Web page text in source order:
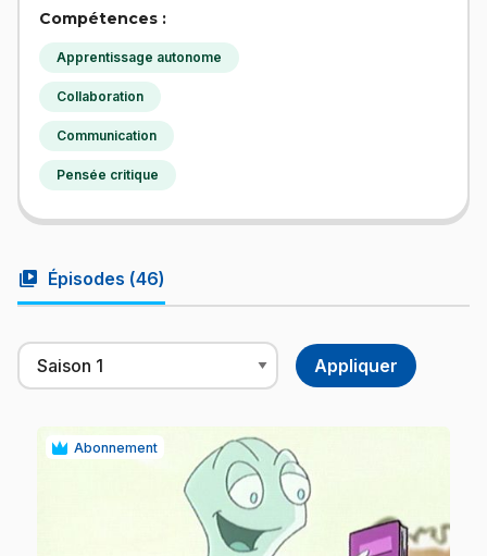
Compétences :
Apprentissage autonome
Collaboration
Communication
Pensée critique
video_library Épisodes (46)
Abonnement